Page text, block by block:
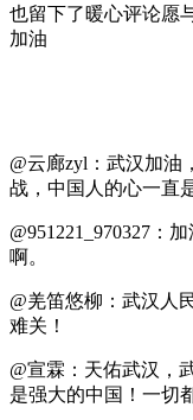
也留下了暖心评论愿
加油
@云廊zyl：武汉加油
战，中国人的心一直
@951221_970327：
啊。
@羌笛悠柳：武汉人
难关！
@宣霖：天佑武汉，
是强大的中国！一切